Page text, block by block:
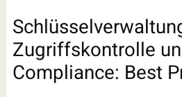
Zugriffskontrolle
Compliance: Best